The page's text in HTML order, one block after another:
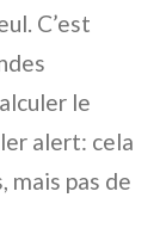
C’est
le
alert: cela
mais pas de